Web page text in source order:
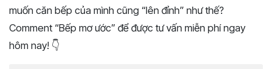
muốn căn bếp của mình cũng “lên đỉnh” như thế?
Comment “Bếp mơ ước” để được tư vấn miễn phí ngay
hôm nay! 👇